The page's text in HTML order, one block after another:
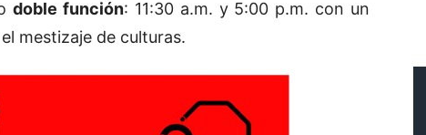
doble función: 11:30 a.m. y 5:00 p.m. con un
mestizaje de culturas.